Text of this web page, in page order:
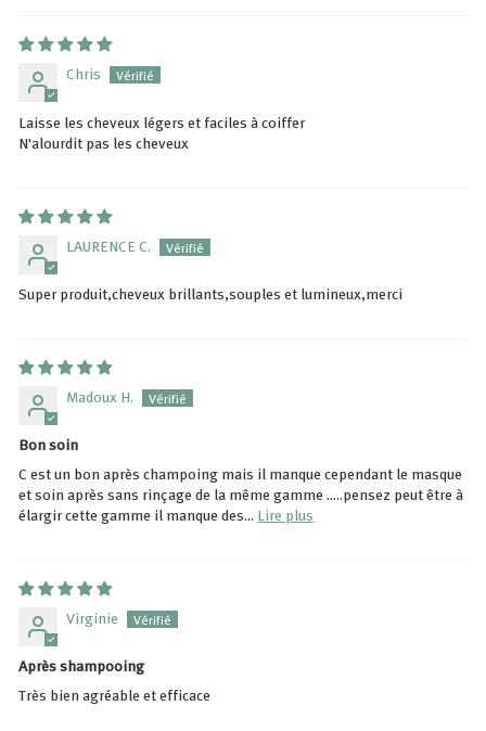
Chris
Laisse les cheveux légers et faciles à coiffer
N'alourdit pas les cheveux
LAURENCE C.
Super produit,cheveux brillants,souples et lumineux,merci
Madoux H.
Bon soin
C est un bon après champoing mais il manque cependant le masque
et soin après sans rinçage de la même gamme .....pensez peut être à
élargir cette gamme il manque des... Lire plus
Virginie
Après shampooing
Très bien agréable et efficace